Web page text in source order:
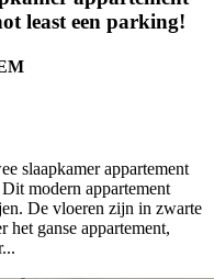
least een parking!
slaapkamer appartement
modern appartement
De vloeren zijn in zwarte
ganse appartement,